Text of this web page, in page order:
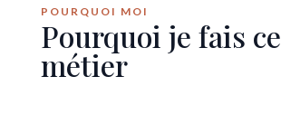
POURQUOI MOI
Pourquoi je fais ce
métier